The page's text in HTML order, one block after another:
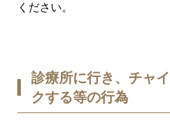
ください。
診療所に行き、チャ
クする等の行為